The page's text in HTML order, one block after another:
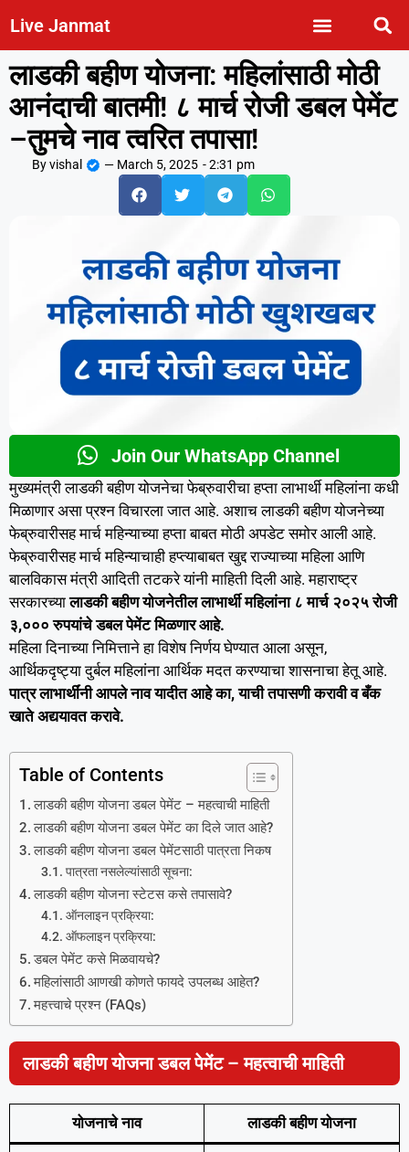
Live Janmat
लाडकी बहीण योजना: महिलांसाठी मोठी
आनंदाची बातमी! ८ मार्च रोजी डबल पेमेंट
–तुमचे नाव त्वरित तपासा!
Byvishal — March 5, 2025 -2:31 pm
Join Our WhatsApp Channel
मुख्यमंत्री लाडकी बहीण योजनेचा फेब्रुवारीचा हप्ता लाभार्थी महिलांना कधी
मिळाणार असा प्रश्न विचारला जात आहे. अशाच लाडकी बहीण योजनेच्या
फेब्रुवारीसह मार्च महिन्याच्या हप्ता बाबत मोठी अपडेट समोर आली आहे.
फेब्रुवारीसह मार्च महिन्याचाही हप्त्याबाबत खुद्द राज्याच्या महिला आणि
बालविकास मंत्री आदिती तटकरे यांनी माहिती दिली आहे. महाराष्ट्र
सरकारच्यालाडकी बहीण योजनेतील लाभार्थी महिलांना ८ मार्च २०२५ रोजी
३,००० रुपयांचे डबल पेमेंट मिळणार आहे.
महिला दिनाच्या निमित्ताने हा विशेष निर्णय घेण्यात आला असून,
आर्थिकदृष्ट्या दुर्बल महिलांना आर्थिक मदत करण्याचा शासनाचा हेतू आहे.
पात्र लाभार्थींनी आपले नाव यादीत आहे का, याची तपासणी करावी व बँक
खाते अद्ययावत करावे.
Table of Contents
लाडकी बहीण योजना डबल पेमेंट – महत्वाची माहिती
लाडकी बहीण योजना डबल पेमेंट का दिले जात आहे?
लाडकी बहीण योजना डबल पेमेंटसाठी पात्रता निकष
पात्रता नसलेल्यांसाठी सूचना:
लाडकी बहीण योजना स्टेटस कसे तपासावे?
ऑनलाइन प्रक्रिया:
ऑफलाइन प्रक्रिया:
डबल पेमेंट कसे मिळवायचे?
महिलांसाठी आणखी कोणते फायदे उपलब्ध आहेत?
महत्त्वाचे प्रश्न (FAQs)
लाडकी बहीण योजना डबल पेमेंट – महत्वाची माहिती
योजनाचे नाव लाडकी बहीण योजना